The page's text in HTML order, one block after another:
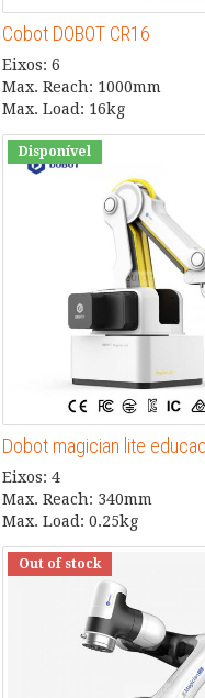
Cobot DOBOT CR16
Eixos: 6
Max. Reach: 1000mm
Max. Load: 16kg
Disponível
Dobot magician lite
Eixos: 4
Max. Reach: 340mm
Max. Load: 0.25kg
Out of stock